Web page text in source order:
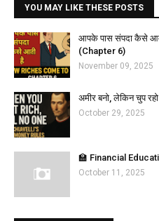
YOU MAY LIKE THESE POSTS
आपके पास संपदा कैसे
(Chapter 6)
November 09, 2025
अमीर बनो, लेकिन चुप
October 29, 2025
🏫 Financial
October 11, 2025